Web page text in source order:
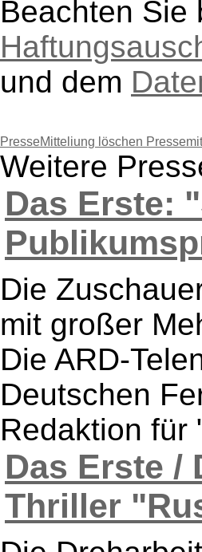
Beachten Sie
und dem
PresseMitteliung löschen
Weitere
Das Erste:
Die
mit großer
Die ARD-
Deutschen
Redaktion für
Das Erste /
Thriller